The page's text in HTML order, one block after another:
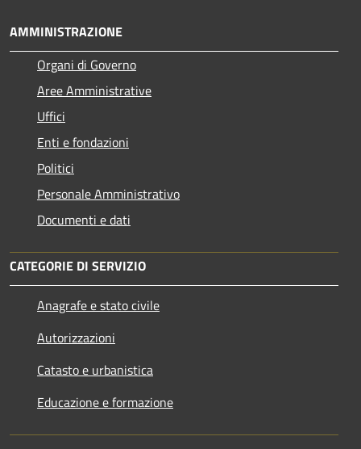
AMMINISTRAZIONE
Organi di Governo
Aree Amministrative
Uffici
Enti e fondazioni
Politici
Personale Amministrativo
Documenti e dati
CATEGORIE DI SERVIZIO
Anagrafe e stato civile
Autorizzazioni
Catasto e urbanistica
Educazione e formazione